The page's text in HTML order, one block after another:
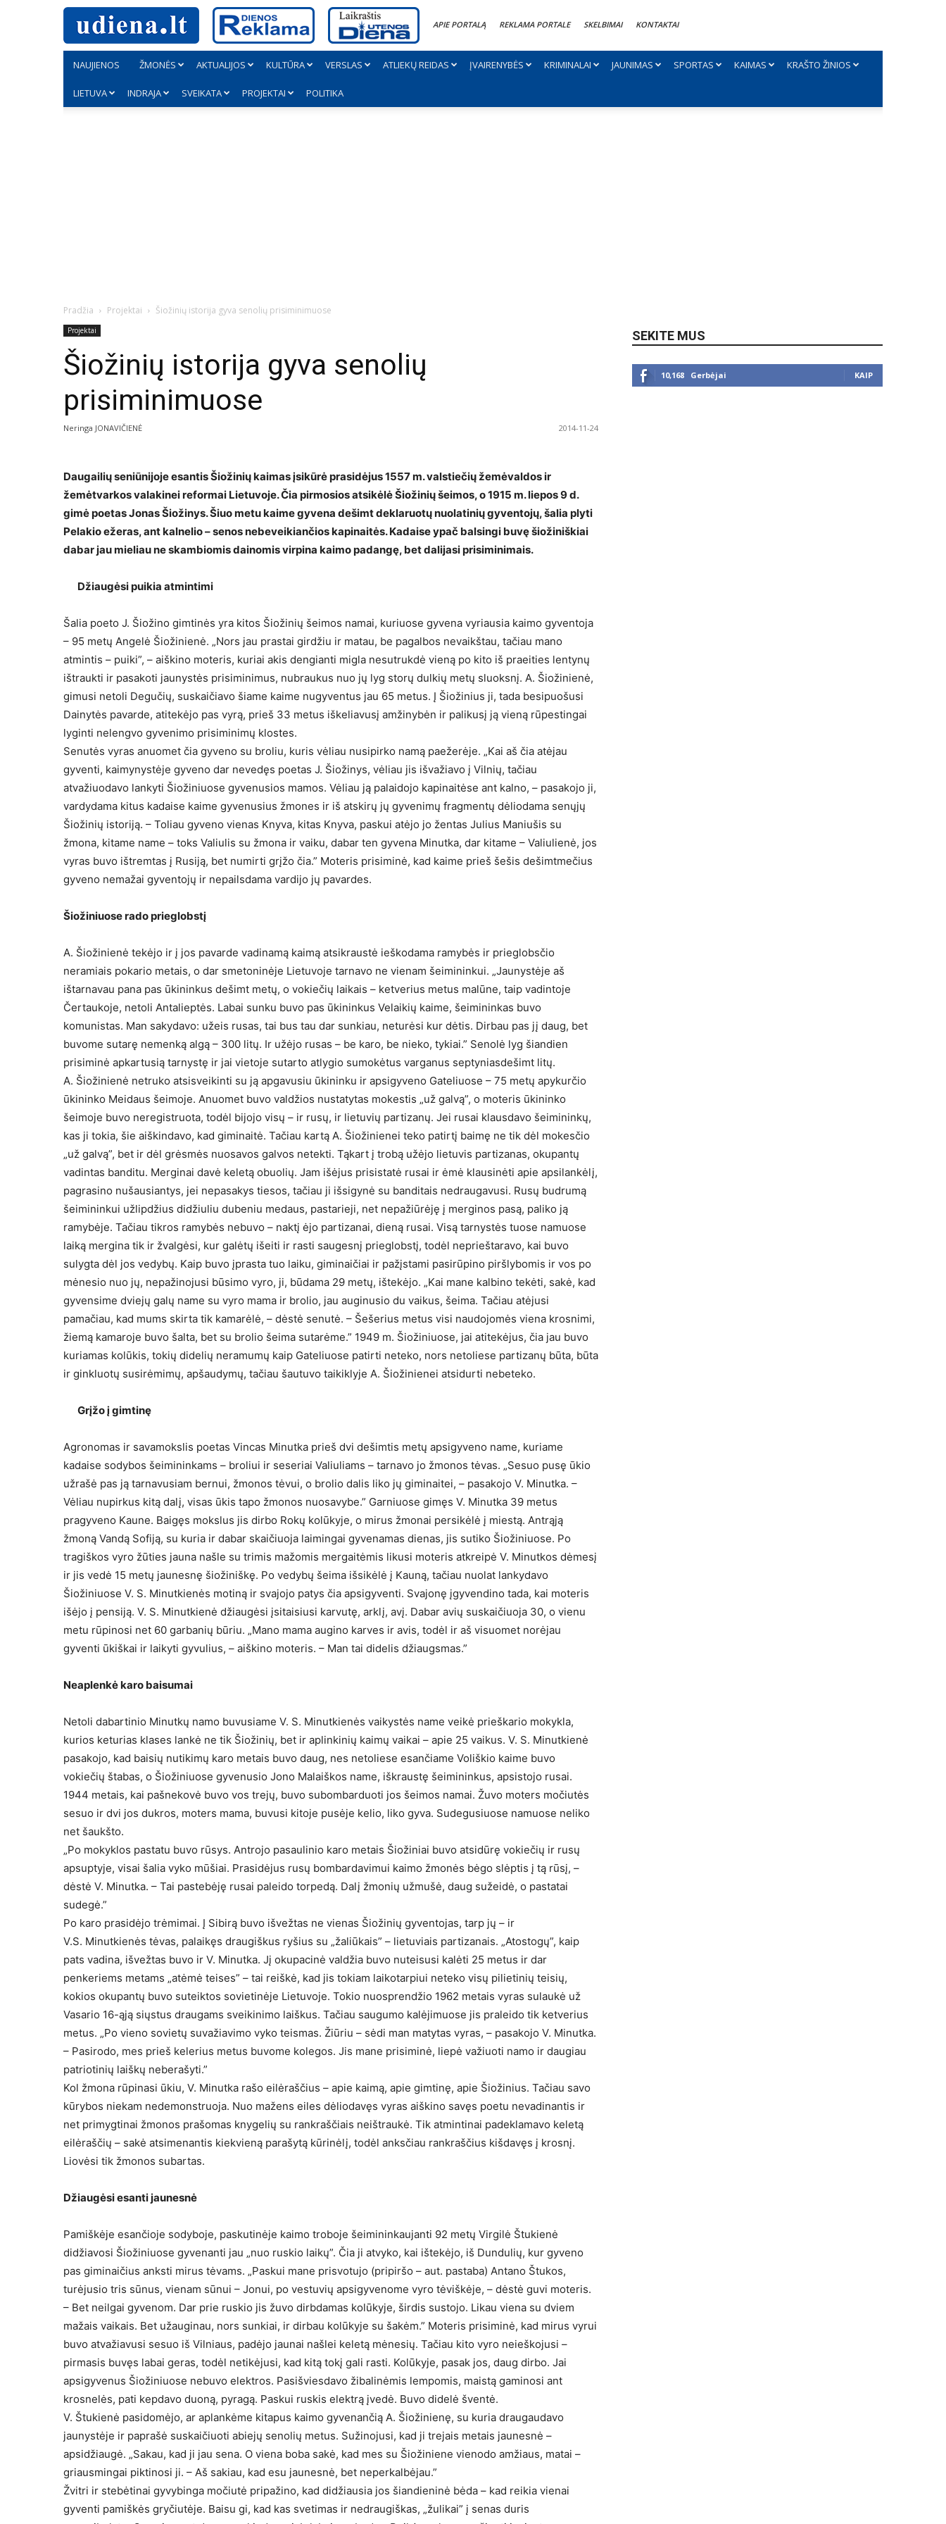
APIE PORTALĄ REKLAMA PORTALE SKELBIMAI KONTAKTAI
NAUJIENOS ŽMONĖS AKTUALIJOS KULTŪRA VERSLAS ATLIEKŲ REIDAS ĮVAIRENYBĖS KRIMINALAI JAUNIMAS SPORTAS KAIMAS KRAŠTO ŽINIOS
LIETUVA INDRAJA SVEIKATA PROJEKTAI POLITIKA
Pradžia Projektai Šiožinių istorija gyva senolių prisiminimuose
Projektai
Šiožinių istorija gyva senolių
prisiminimuose
Neringa JONAVIČIENĖ 2014-11-24
Daugailių seniūnijoje esantis Šiožinių kaimas įsikūrė prasidėjus 1557 m. valstiečių žemėvaldos ir
žemėtvarkos valakinei reformai Lietuvoje. Čia pirmosios atsikėlė Šiožinių šeimos, o 1915 m. liepos 9 d.
gimė poetas Jonas Šiožinys. Šiuo metu kaime gyvena dešimt deklaruotų nuolatinių gyventojų, šalia plyti
Pelakio ežeras, ant kalnelio – senos nebeveikiančios kapinaitės. Kadaise ypač balsingi buvę šiožiniškiai
dabar jau mieliau ne skambiomis dainomis virpina kaimo padangę, bet dalijasi prisiminimais.
Džiaugėsi puikia atmintimi
Šalia poeto J. Šiožino gimtinės yra kitos Šiožinių šeimos namai, kuriuose gyvena vyriausia kaimo gyventoja
– 95 metų Angelė Šiožinienė. „Nors jau prastai girdžiu ir matau, be pagalbos nevaikštau, tačiau mano
atmintis – puiki”, – aiškino moteris, kuriai akis dengianti migla nesutrukdė vieną po kito iš praeities lentynų
ištraukti ir pasakoti jaunystės prisiminimus, nubraukus nuo jų lyg storų dulkių metų sluoksnį. A. Šiožinienė,
gimusi netoli Degučių, suskaičiavo šiame kaime nugyventus jau 65 metus. Į Šiožinius ji, tada besipuošusi
Dainytės pavarde, atitekėjo pas vyrą, prieš 33 metus iškeliavusį amžinybėn ir palikusį ją vieną rūpestingai
lyginti nelengvo gyvenimo prisiminimų klostes.
Senutės vyras anuomet čia gyveno su broliu, kuris vėliau nusipirko namą paežerėje. „Kai aš čia atėjau
gyventi, kaimynystėje gyveno dar nevedęs poetas J. Šiožinys, vėliau jis išvažiavo į Vilnių, tačiau
atvažiuodavo lankyti Šiožiniuose gyvenusios mamos. Vėliau ją palaidojo kapinaitėse ant kalno, – pasakojo ji,
vardydama kitus kadaise kaime gyvenusius žmones ir iš atskirų jų gyvenimų fragmentų dėliodama senųjų
Šiožinių istoriją. – Toliau gyveno vienas Knyva, kitas Knyva, paskui atėjo jo žentas Julius Maniušis su
žmona, kitame name – toks Valiulis su žmona ir vaiku, dabar ten gyvena Minutka, dar kitame – Valiulienė, jos
vyras buvo ištremtas į Rusiją, bet numirti grįžo čia.” Moteris prisiminė, kad kaime prieš šešis dešimtmečius
gyveno nemažai gyventojų ir nepailsdama vardijo jų pavardes.
Šiožiniuose rado prieglobstį
A. Šiožinienė tekėjo ir į jos pavarde vadinamą kaimą atsikraustė ieškodama ramybės ir prieglobsčio
neramiais pokario metais, o dar smetoninėje Lietuvoje tarnavo ne vienam šeimininkui. „Jaunystėje aš
ištarnavau pana pas ūkininkus dešimt metų, o vokiečių laikais – ketverius metus malūne, taip vadintoje
Čertaukoje, netoli Antalieptės. Labai sunku buvo pas ūkininkus Velaikių kaime, šeimininkas buvo
komunistas. Man sakydavo: užeis rusas, tai bus tau dar sunkiau, neturėsi kur dėtis. Dirbau pas jį daug, bet
buvome sutarę nemenką algą – 300 litų. Ir užėjo rusas – be karo, be nieko, tykiai.” Senolė lyg šiandien
prisiminė apkartusią tarnystę ir jai vietoje sutarto atlygio sumokėtus varganus septyniasdešimt litų.
A. Šiožinienė netruko atsisveikinti su ją apgavusiu ūkininku ir apsigyveno Gateliuose – 75 metų apykurčio
ūkininko Meidaus šeimoje. Anuomet buvo valdžios nustatytas mokestis „už galvą”, o moteris ūkininko
šeimoje buvo neregistruota, todėl bijojo visų – ir rusų, ir lietuvių partizanų. Jei rusai klausdavo šeimininkų,
kas ji tokia, šie aiškindavo, kad giminaitė. Tačiau kartą A. Šiožinienei teko patirtį baimę ne tik dėl mokesčio
„už galvą”, bet ir dėl grėsmės nuosavos galvos netekti. Tąkart į trobą užėjo lietuvis partizanas, okupantų
vadintas banditu. Merginai davė keletą obuolių. Jam išėjus prisistatė rusai ir ėmė klausinėti apie apsilankėlį,
pagrasino nušausiantys, jei nepasakys tiesos, tačiau ji išsigynė su banditais nedraugavusi. Rusų budrumą
šeimininkui užlipdžius didžiuliu dubeniu medaus, pastarieji, net nepažiūrėję į merginos pasą, paliko ją
ramybėje. Tačiau tikros ramybės nebuvo – naktį ėjo partizanai, dieną rusai. Visą tarnystės tuose namuose
laiką mergina tik ir žvalgėsi, kur galėtų išeiti ir rasti saugesnį prieglobstį, todėl neprieštaravo, kai buvo
sulygta dėl jos vedybų. Kaip buvo įprasta tuo laiku, giminaičiai ir pažįstami pasirūpino piršlybomis ir vos po
mėnesio nuo jų, nepažinojusi būsimo vyro, ji, būdama 29 metų, ištekėjo. „Kai mane kalbino tekėti, sakė, kad
gyvensime dviejų galų name su vyro mama ir brolio, jau auginusio du vaikus, šeima. Tačiau atėjusi
pamačiau, kad mums skirta tik kamarėlė, – dėstė senutė. – Šešerius metus visi naudojomės viena krosnimi,
žiemą kamaroje buvo šalta, bet su brolio šeima sutarėme.” 1949 m. Šiožiniuose, jai atitekėjus, čia jau buvo
kuriamas kolūkis, tokių didelių neramumų kaip Gateliuose patirti neteko, nors netoliese partizanų būta, būta
ir ginkluotų susirėmimų, apšaudymų, tačiau šautuvo taikiklyje A. Šiožinienei atsidurti nebeteko.
Grįžo į gimtinę
Agronomas ir savamokslis poetas Vincas Minutka prieš dvi dešimtis metų apsigyveno name, kuriame
kadaise sodybos šeimininkams – broliui ir seseriai Valiuliams – tarnavo jo žmonos tėvas. „Sesuo pusę ūkio
užrašė pas ją tarnavusiam bernui, žmonos tėvui, o brolio dalis liko jų giminaitei, – pasakojo V. Minutka. –
Vėliau nupirkus kitą dalį, visas ūkis tapo žmonos nuosavybe.” Garniuose gimęs V. Minutka 39 metus
pragyveno Kaune. Baigęs mokslus jis dirbo Rokų kolūkyje, o mirus žmonai persikėlė į miestą. Antrąją
žmoną Vandą Sofiją, su kuria ir dabar skaičiuoja laimingai gyvenamas dienas, jis sutiko Šiožiniuose. Po
tragiškos vyro žūties jauna našle su trimis mažomis mergaitėmis likusi moteris atkreipė V. Minutkos dėmesį
ir jis vedė 15 metų jaunesnę šiožiniškę. Po vedybų šeima išsikėlė į Kauną, tačiau nuolat lankydavo
Šiožiniuose V. S. Minutkienės motiną ir svajojo patys čia apsigyventi. Svajonę įgyvendino tada, kai moteris
išėjo į pensiją. V. S. Minutkienė džiaugėsi įsitaisiusi karvutę, arklį, avį. Dabar avių suskaičiuoja 30, o vienu
metu rūpinosi net 60 garbanių būriu. „Mano mama augino karves ir avis, todėl ir aš visuomet norėjau
gyventi ūkiškai ir laikyti gyvulius, – aiškino moteris. – Man tai didelis džiaugsmas.”
Neaplenkė karo baisumai
Netoli dabartinio Minutkų namo buvusiame V. S. Minutkienės vaikystės name veikė prieškario mokykla,
kurios keturias klases lankė ne tik Šiožinių, bet ir aplinkinių kaimų vaikai – apie 25 vaikus. V. S. Minutkienė
pasakojo, kad baisių nutikimų karo metais buvo daug, nes netoliese esančiame Voliškio kaime buvo
vokiečių štabas, o Šiožiniuose gyvenusio Jono Malaiškos name, iškraustę šeimininkus, apsistojo rusai.
1944 metais, kai pašnekovė buvo vos trejų, buvo subombarduoti jos šeimos namai. Žuvo moters močiutės
sesuo ir dvi jos dukros, moters mama, buvusi kitoje pusėje kelio, liko gyva. Sudegusiuose namuose neliko
net šaukšto.
„Po mokyklos pastatu buvo rūsys. Antrojo pasaulinio karo metais Šiožiniai buvo atsidūrę vokiečių ir rusų
apsuptyje, visai šalia vyko mūšiai. Prasidėjus rusų bombardavimui kaimo žmonės bėgo slėptis į tą rūsį, –
dėstė V. Minutka. – Tai pastebėję rusai paleido torpedą. Dalį žmonių užmušė, daug sužeidė, o pastatai
sudegė.”
Po karo prasidėjo trėmimai. Į Sibirą buvo išvežtas ne vienas Šiožinių gyventojas, tarp jų – ir
V.S. Minutkienės tėvas, palaikęs draugiškus ryšius su „žaliūkais” – lietuviais partizanais. „Atostogų”, kaip
pats vadina, išvežtas buvo ir V. Minutka. Jį okupacinė valdžia buvo nuteisusi kalėti 25 metus ir dar
penkeriems metams „atėmė teises” – tai reiškė, kad jis tokiam laikotarpiui neteko visų pilietinių teisių,
kokios okupantų buvo suteiktos sovietinėje Lietuvoje. Tokio nuosprendžio 1962 metais vyras sulaukė už
Vasario 16-ąją siųstus draugams sveikinimo laiškus. Tačiau saugumo kalėjimuose jis praleido tik ketverius
metus. „Po vieno sovietų suvažiavimo vyko teismas. Žiūriu – sėdi man matytas vyras, – pasakojo V. Minutka.
– Pasirodo, mes prieš kelerius metus buvome kolegos. Jis mane prisiminė, liepė važiuoti namo ir daugiau
patriotinių laiškų neberašyti.”
Kol žmona rūpinasi ūkiu, V. Minutka rašo eilėraščius – apie kaimą, apie gimtinę, apie Šiožinius. Tačiau savo
kūrybos niekam nedemonstruoja. Nuo mažens eiles dėliodavęs vyras aiškino savęs poetu nevadinantis ir
net primygtinai žmonos prašomas knygelių su rankraščiais neištraukė. Tik atmintinai padeklamavo keletą
eilėraščių – sakė atsimenantis kiekvieną parašytą kūrinėlį, todėl anksčiau rankraščius kišdavęs į krosnį.
Liovėsi tik žmonos subartas.
Džiaugėsi esanti jaunesnė
Pamiškėje esančioje sodyboje, paskutinėje kaimo troboje šeimininkaujanti 92 metų Virgilė Štukienė
didžiavosi Šiožiniuose gyvenanti jau „nuo ruskio laikų”. Čia ji atvyko, kai ištekėjo, iš Dundulių, kur gyveno
pas giminaičius anksti mirus tėvams. „Paskui mane prisvotujo (pripiršo – aut. pastaba) Antano Štukos,
turėjusio tris sūnus, vienam sūnui – Jonui, po vestuvių apsigyvenome vyro tėviškėje, – dėstė guvi moteris.
– Bet neilgai gyvenom. Dar prie ruskio jis žuvo dirbdamas kolūkyje, širdis sustojo. Likau viena su dviem
mažais vaikais. Bet užauginau, nors sunkiai, ir dirbau kolūkyje su šakėm.” Moteris prisiminė, kad mirus vyrui
buvo atvažiavusi sesuo iš Vilniaus, padėjo jaunai našlei keletą mėnesių. Tačiau kito vyro neieškojusi –
pirmasis buvęs labai geras, todėl netikėjusi, kad kitą tokį gali rasti. Kolūkyje, pasak jos, daug dirbo. Jai
apsigyvenus Šiožiniuose nebuvo elektros. Pasišviesdavo žibalinėmis lempomis, maistą gaminosi ant
krosnelės, pati kepdavo duoną, pyragą. Paskui ruskis elektrą įvedė. Buvo didelė šventė.
V. Štukienė pasidomėjo, ar aplankėme kitapus kaimo gyvenančią A. Šiožinienę, su kuria draugaudavo
jaunystėje ir paprašė suskaičiuoti abiejų senolių metus. Sužinojusi, kad ji trejais metais jaunesnė –
apsidžiaugė. „Sakau, kad ji jau sena. O viena boba sakė, kad mes su Šiožiniene vienodo amžiaus, matai –
griausmingai piktinosi ji. – Aš sakiau, kad esu jaunesnė, bet neperkalbėjau.”
Žvitri ir stebėtinai gyvybinga močiutė pripažino, kad didžiausia jos šiandieninė bėda – kad reikia vienai
gyventi pamiškės gryčiutėje. Baisu gi, kad kas svetimas ir nedraugiškas, „žulikai” į senas duris
SEKITE MUS
10,168 Gerbėjai KAIP